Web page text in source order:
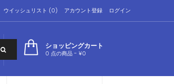
ウイッシュリスト (0) アカウント登録 ログイン
ショッピングカート
0 点の商品 - ¥0